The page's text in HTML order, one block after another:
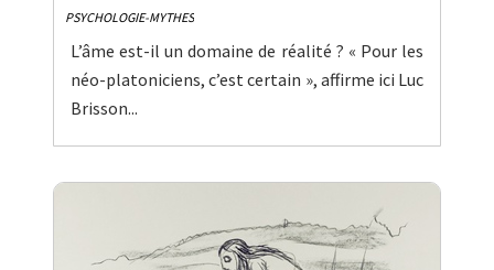
PSYCHOLOGIE-MYTHES
L’âme est-il un domaine de réalité ? « Pour les
néo-platoniciens, c’est certain », affirme ici Luc
Brisson...